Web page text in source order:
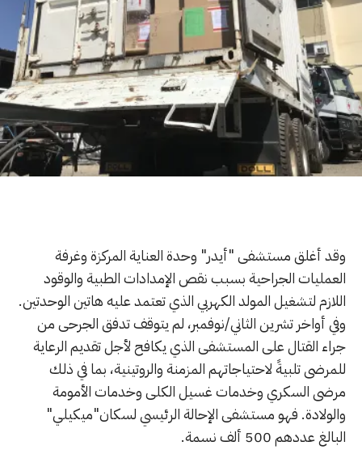
وقد أغلق مستشفى "أيدر" وحدة العناية المركزة وغرفة
العمليات الجراحية بسبب نقص الإمدادات الطبية والوقود
اللازم لتشغيل المولد الكهربي الذي تعتمد عليه هاتين الوحدتين.
وفي أواخر تشرين الثاني/نوفمبر، لم يتوقف تدفق الجرحى من
جراء القتال على المستشفى الذي يكافح لأجل تقديم الرعاية
للمرضى تلبيةً لاحتياجاتهم المزمنة والروتينية، بما في ذلك
مرضى السكري وخدمات غسيل الكلى وخدمات الأمومة
والولادة. فهو مستشفى الإحالة الرئيسي لسكان"ميكيلي"
البالغ عددهم 500 ألف نسمة.